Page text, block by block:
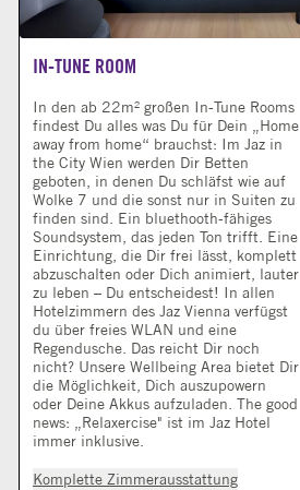
IN-TUNE ROOM
In den ab 22m² großen In-Tune Rooms
findest Du alles was Du für Dein „Home
away from home“ brauchst: Im Jaz in
the City Wien werden Dir Betten
geboten, in denen Du schläfst wie auf
Wolke 7 und die sonst nur in Suiten zu
finden sind. Ein bluethooth-fähiges
Soundsystem, das jeden Ton trifft. Eine
Einrichtung, die Dir frei lässt, komplett
abzuschalten oder Dich animiert, lauter
zu leben – Du entscheidest! In allen
Hotelzimmern des Jaz Vienna verfügst
du über freies WLAN und eine
Regendusche. Das reicht Dir noch
nicht? Unsere Wellbeing Area bietet Dir
die Möglichkeit, Dich auszupowern
oder Deine Akkus aufzuladen. The good
news: „Relaxercise" ist im Jaz Hotel
immer inklusive.
Komplette Zimmerausstattung